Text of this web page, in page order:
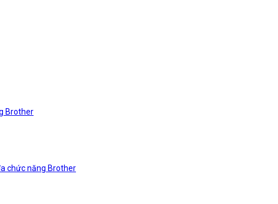
Brother
chức năng Brother